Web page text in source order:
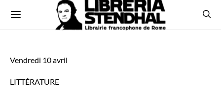
Vendredi 10 avril
LITTÉRATURE